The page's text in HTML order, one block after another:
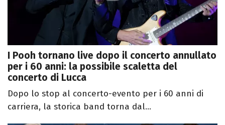
I Pooh tornano live dopo il concerto annullato
per i 60 anni: la possibile scaletta del
concerto di Lucca
Dopo lo stop al concerto-evento per i 60 anni di
carriera, la storica band torna dal...